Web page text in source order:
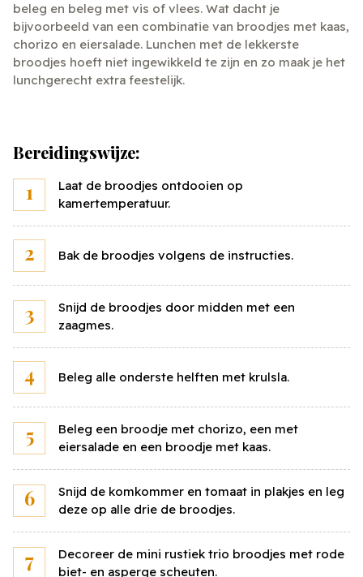
Vul onderstaand jouw eigen prijzen in voor de
ingrediënten en bereken snel en eenvoudig jouw
persoonlijke kostprijs voor dit gerecht.
30 st Mini broodje rustiek wit
stuks
400 gr Kaas
kilo
beleg en beleg met vis of vlees. Wat dacht je
bijvoorbeeld van een combinatie van broodjes met kaas,
chorizo en eiersalade. Lunchen met de lekkerste
broodjes hoeft niet ingewikkeld te zijn en zo maak je het
lunchgerecht extra feestelijk.
Bereidingswijze:
Laat de broodjes ontdooien op
kamertemperatuur.
Bak de broodjes volgens de instructies.
Snijd de broodjes door midden met een
zaagmes.
Beleg alle onderste helften met krulsla.
Beleg een broodje met chorizo, een met
eiersalade en een broodje met kaas.
Snijd de komkommer en tomaat in plakjes en leg
deze op alle drie de broodjes.
Decoreer de mini rustiek trio broodjes met rode
biet- en asperge scheuten.